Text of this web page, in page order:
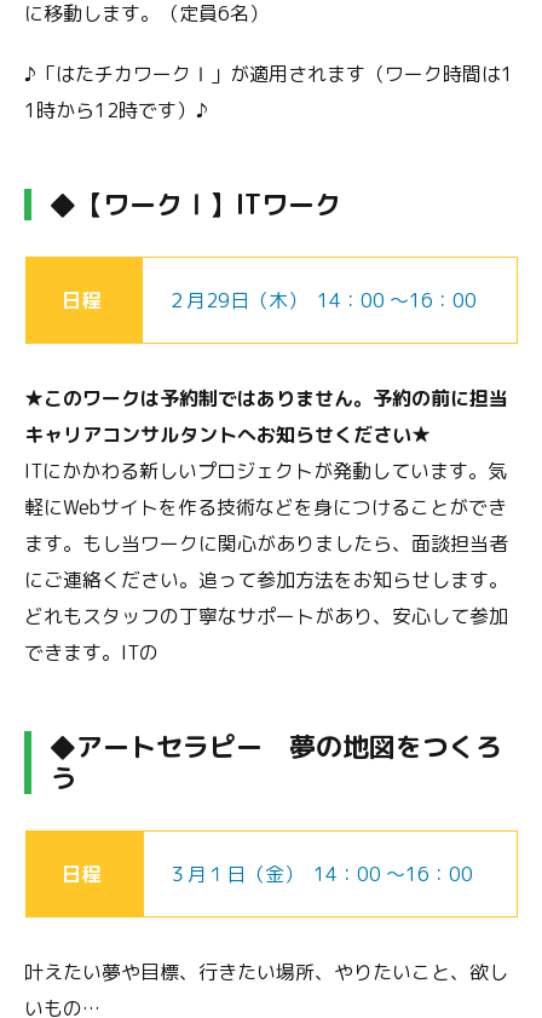
に移動します。（定員6名）
♪「はたチカワークⅠ」が適用されます（ワーク時間は1
1時から12時です）♪
◆【ワークⅠ】ITワーク
日程 ２月29日（木） 14：00 ～16：00
★このワークは予約制ではありません。予約の前に担当
キャリアコンサルタントへお知らせください★
ITにかかわる新しいプロジェクトが発動しています。気
軽にWebサイトを作る技術などを身につけることができ
ます。もし当ワークに関心がありましたら、面談担当者
にご連絡ください。追って参加方法をお知らせします。
どれもスタッフの丁寧なサポートがあり、安心して参加
できます。ITの
◆アートセラピー 夢の地図をつくろ
う
日程 ３月１日（金） 14：00 ～16：00
叶えたい夢や目標、行きたい場所、やりたいこと、欲し
いもの…